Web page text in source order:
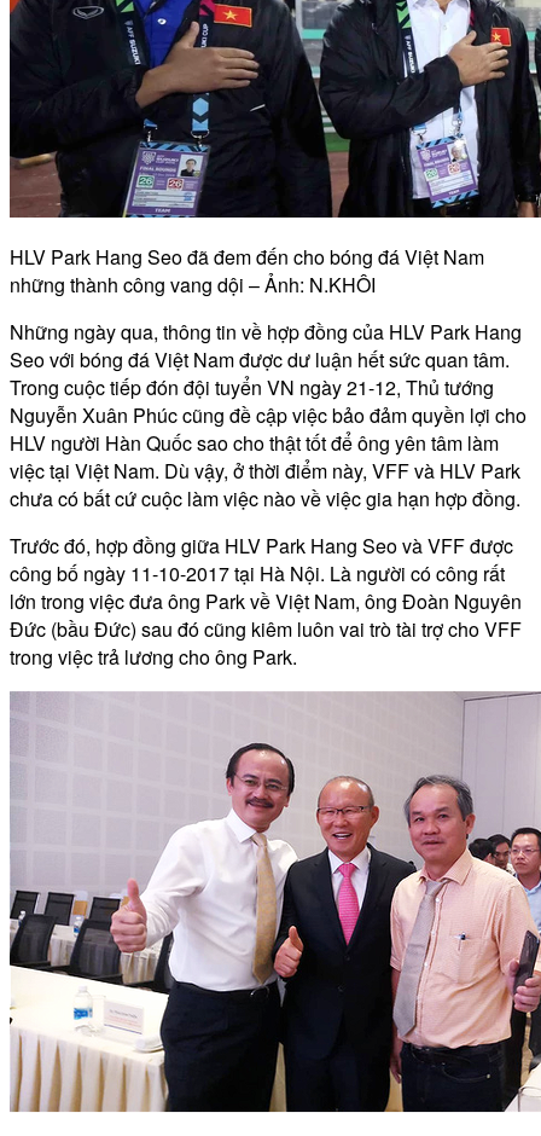
HLV Park Hang Seo đã đem đến cho bóng đá Việt Nam
những thành công vang dội – Ảnh: N.KHÔI
Những ngày qua, thông tin về hợp đồng của HLV Park Hang
Seo với bóng đá Việt Nam được dư luận hết sức quan tâm.
Trong cuộc tiếp đón đội tuyển VN ngày 21-12, Thủ tướng
Nguyễn Xuân Phúc cũng đề cập việc bảo đảm quyền lợi cho
HLV người Hàn Quốc sao cho thật tốt để ông yên tâm làm
việc tại Việt Nam. Dù vậy, ở thời điểm này, VFF và HLV Park
chưa có bất cứ cuộc làm việc nào về việc gia hạn hợp đồng.
Trước đó, hợp đồng giữa HLV Park Hang Seo và VFF được
công bố ngày 11-10-2017 tại Hà Nội. Là người có công rất
lớn trong việc đưa ông Park về Việt Nam, ông Đoàn Nguyên
Đức (bầu Đức) sau đó cũng kiêm luôn vai trò tài trợ cho VFF
trong việc trả lương cho ông Park.